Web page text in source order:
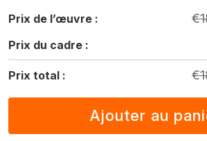
F5429-258
€125.41
€
€121.23
€209.01
€121.23
€209.01
€121.23
€
€
Prix de l’œuvre : €
Prix du cadre :
Prix total : €